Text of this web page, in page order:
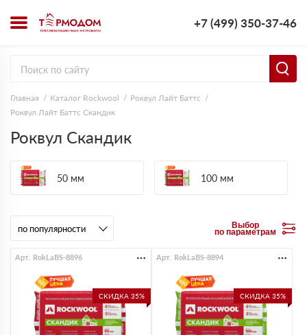
+7 (499) 350-37-46
Главная Каталог Rockwool
Роквул Лайт Баттс
Роквул Лайт Баттс Скандик
Роквул Скандик
50 мм 100 мм
Выбор
по параметрам
СКИДКА 35%
Арт. RokLaBS-8896
СКИДКА 35%
Арт. RokLaBS-8894